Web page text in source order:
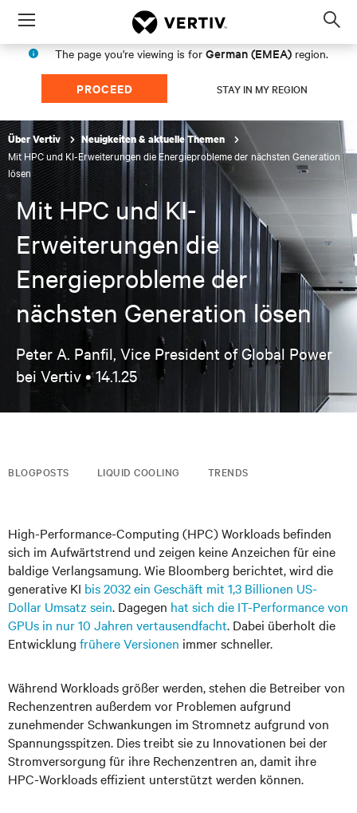
Menu
The page you're viewing is for German (EMEA) region.
PROCEED STAY IN MY REGION
Über Vertiv Neuigkeiten & aktuelle Themen
Mit HPC und KI-Erweiterungen die Energieprobleme der nächsten Generation
lösen
Mit HPC und KI-
Erweiterungen die
Energieprobleme der
nächsten Generation lösen
Peter A. Panfil, Vice President of Global Power
bei Vertiv •14.1.25
BLOGPOSTS LIQUID COOLING TRENDS
High-Performance-Computing (HPC) Workloads befinden
sich im Aufwärtstrend und zeigen keine Anzeichen für eine
baldige Verlangsamung. Wie Bloomberg berichtet, wird die
generative KI bis 2032 ein Geschäft mit 1,3 Billionen US-
Dollar Umsatz sein. Dagegen hat sich die IT-Performance von
GPUs in nur 10 Jahren vertausendfacht. Dabei überholt die
Entwicklung frühere Versionen immer schneller.
Während Workloads größer werden, stehen die Betreiber von
Rechenzentren außerdem vor Problemen aufgrund
zunehmender Schwankungen im Stromnetz aufgrund von
Spannungsspitzen. Dies treibt sie zu Innovationen bei der
Stromversorgung für ihre Rechenzentren an, damit ihre
HPC-Workloads effizient unterstützt werden können.